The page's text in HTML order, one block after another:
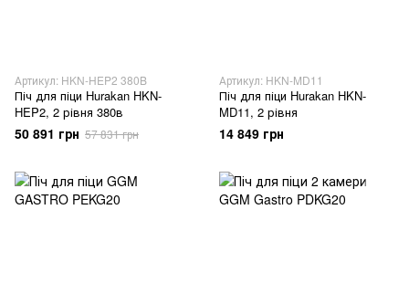
Артикул: HKN-HEP2 380B
Піч для піци Hurakan HKN-
HEP2, 2 рівня 380в
50 891 грн 57 831 грн
Артикул: HKN-MD11
Піч для піци Hurakan HKN-
MD11, 2 рівня
14 849 грн